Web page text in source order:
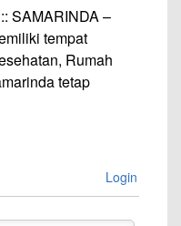
:: SAMARINDA –
tempat
Rumah
tetap
Login